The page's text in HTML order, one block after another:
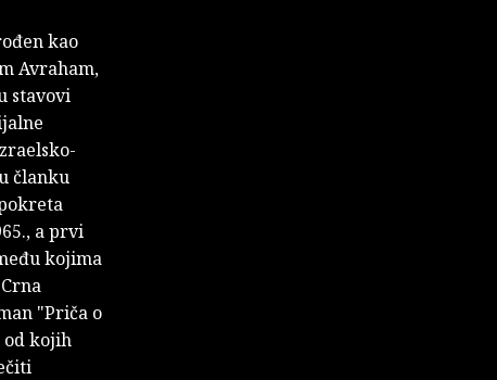
kao
Avraham,
stavovi
članku
a prvi
kojima
"Priča o
od kojih